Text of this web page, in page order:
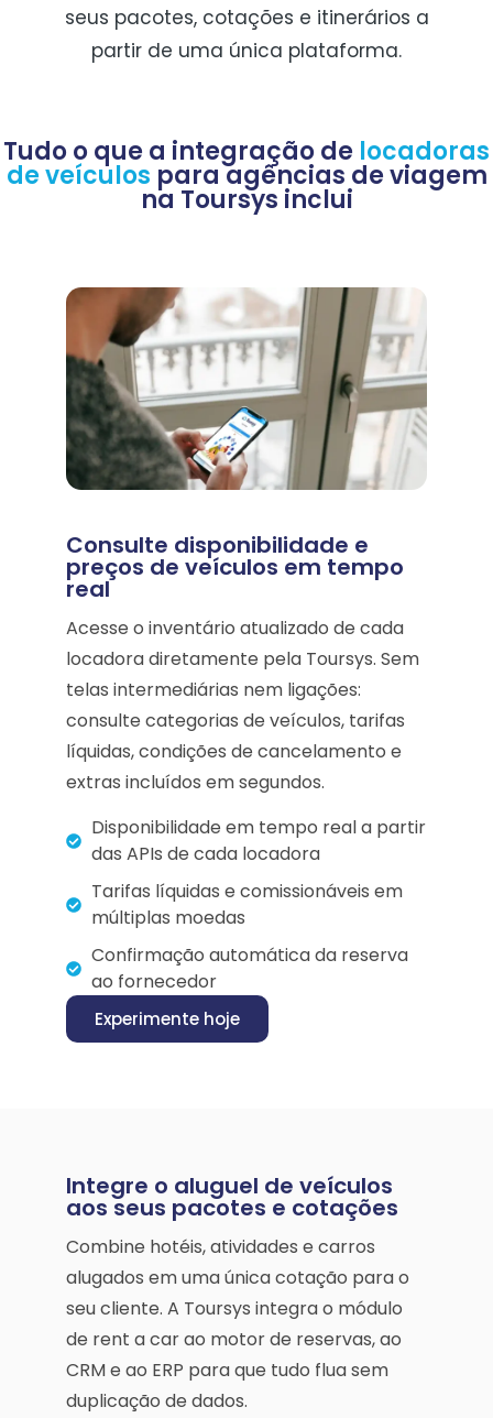
seus pacotes, cotações e itinerários a
partir de uma única plataforma.
Tudo o que a integração de locadoras
de veículos para agências de viagem
na Toursys inclui
Consulte disponibilidade e
preços de veículos em tempo
real
Acesse o inventário atualizado de cada
locadora diretamente pela Toursys. Sem
telas intermediárias nem ligações:
consulte categorias de veículos, tarifas
líquidas, condições de cancelamento e
extras incluídos em segundos.
Disponibilidade em tempo real a partir
das APIs de cada locadora
Tarifas líquidas e comissionáveis em
múltiplas moedas
Confirmação automática da reserva
ao fornecedor
Experimente hoje
Integre o aluguel de veículos
aos seus pacotes e cotações
Combine hotéis, atividades e carros
alugados em uma única cotação para o
seu cliente. A Toursys integra o módulo
de rent a car ao motor de reservas, ao
CRM e ao ERP para que tudo flua sem
duplicação de dados.